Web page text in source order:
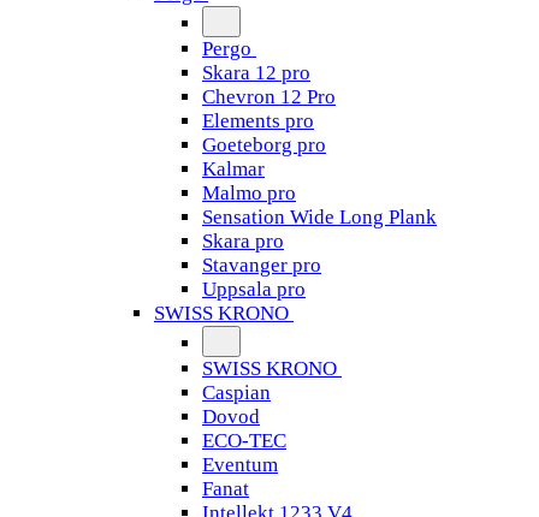
Pergo
Skara 12 pro
Chevron 12 Pro
Elements pro
Goeteborg pro
Kalmar
Malmo pro
Sensation Wide Long Plank
Skara pro
Stavanger pro
Uppsala pro
SWISS KRONO
SWISS KRONO
Caspian
Dovod
ECO-TEC
Eventum
Fanat